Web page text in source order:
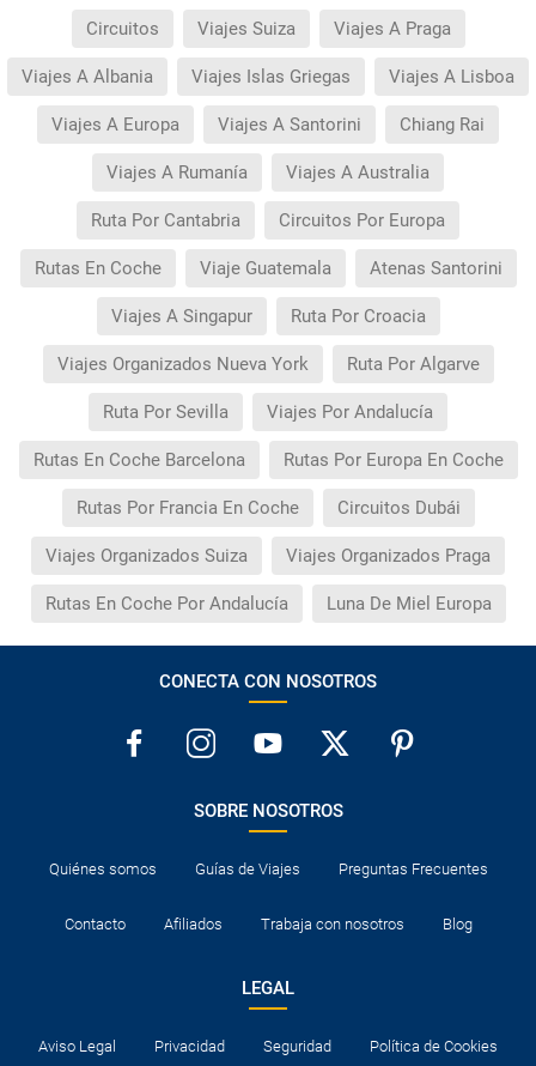
Circuitos Viajes Suiza Viajes A Praga
Viajes A Albania Viajes Islas Griegas Viajes A Lisboa
Viajes A Europa Viajes A Santorini Chiang Rai
Viajes A Rumanía Viajes A Australia
Ruta Por Cantabria Circuitos Por Europa
Rutas En Coche Viaje Guatemala Atenas Santorini
Viajes A Singapur Ruta Por Croacia
Viajes Organizados Nueva York Ruta Por Algarve
Ruta Por Sevilla Viajes Por Andalucía
Rutas En Coche Barcelona Rutas Por Europa En Coche
Rutas Por Francia En Coche Circuitos Dubái
Viajes Organizados Suiza Viajes Organizados Praga
Rutas En Coche Por Andalucía Luna De Miel Europa
CONECTA CON NOSOTROS
SOBRE NOSOTROS
Quiénes somos Guías de Viajes Preguntas Frecuentes
Contacto Afiliados Trabaja con nosotros Blog
LEGAL
Aviso Legal Privacidad Seguridad Política de Cookies